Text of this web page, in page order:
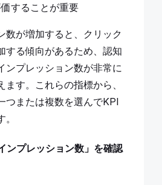
することが重要
数が増加すると、クリック
する傾向があるため、認知
ンプレッション数が非常に
す。これらの指標から、
つまたは複数を選んでKPI
プレッション数」を確認